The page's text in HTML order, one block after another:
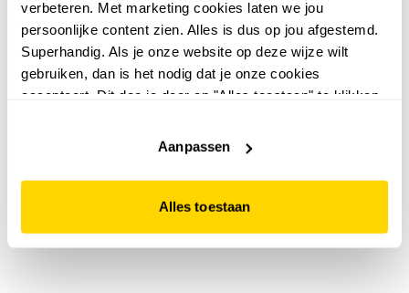
verbeteren. Met marketing cookies laten we jou
persoonlijke content zien. Alles is dus op jou afgestemd.
Superhandig. Als je onze website op deze wijze wilt
gebruiken, dan is het nodig dat je onze cookies
accepteert. Dit doe je door op "Alles toestaan" te klikken.
website niet optimaal functioneert.
Aanpassen
Alles toestaan